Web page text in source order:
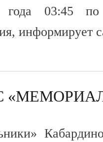
года 03:45 по
информирует